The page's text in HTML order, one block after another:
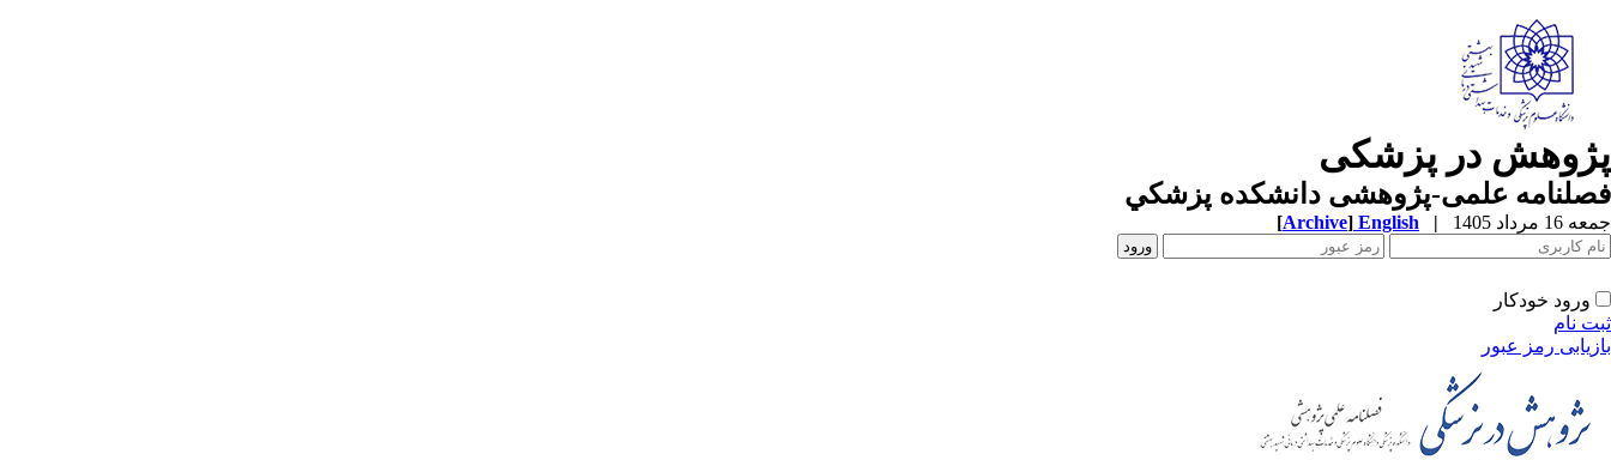
پژوهش در پزشکی
فصلنامه علمی-پژوهشی دانشکده پزشکي
جمعه 16 مرداد 1405 |
English
[Archive]
ورود خودکار
ثبت نام
بازیابی رمز عبور